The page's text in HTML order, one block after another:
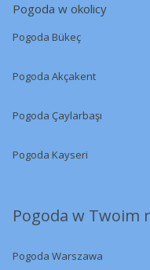
Pogoda w okolicy
Pogoda Bükeç
Pogoda Akçakent
Pogoda Çaylarbaşı
Pogoda Kayseri
Pogoda w Twoim
Pogoda Warszawa